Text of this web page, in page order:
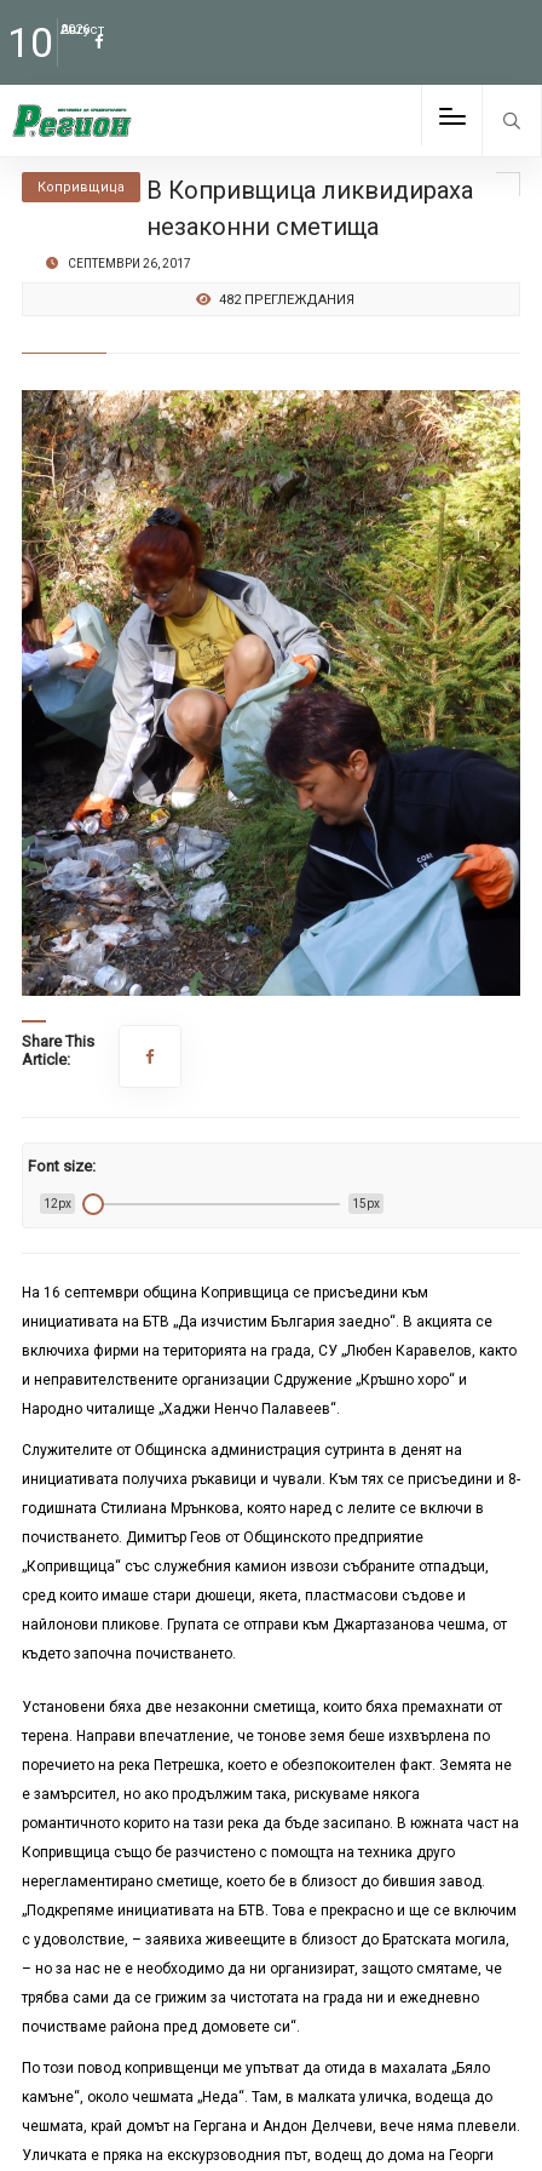
10 Август
2026
Копривщица
В Копривщица ликвидираха
незаконни сметища
СЕПТЕМВРИ 26, 2017
482 ПРЕГЛЕЖДАНИЯ
Share This
Article:
Font size:
12px 15px
На 16 септември община Копривщица се присъедини към
инициативата на БТВ „Да изчистим България заедно“. В акцията се
включиха фирми на територията на града, СУ „Любен Каравелов, както
и неправителствените организации Сдружение „Кръшно хоро“ и
Народно читалище „Хаджи Ненчо Палавеев“.
Служителите от Общинска администрация сутринта в денят на
инициативата получиха ръкавици и чували. Към тях се присъедини и 8-
годишната Стилиана Мрънкова, която наред с лелите се включи в
почистването. Димитър Геов от Общинското предприятие
„Копривщица“ със служебния камион извози събраните отпадъци,
сред които имаше стари дюшеци, якета, пластмасови съдове и
найлонови пликове. Групата се отправи към Джартазанова чешма, от
където започна почистването.
Установени бяха две незаконни сметища, които бяха премахнати от
терена. Направи впечатление, че тонове земя беше изхвърлена по
поречието на река Петрешка, което е обезпокоителен факт. Земята не
е замърсител, но ако продължим така, рискуваме някога
романтичното корито на тази река да бъде засипано. В южната част на
Копривщица също бе разчистено с помощта на техника друго
нерегламентирано сметище, което бе в близост до бившия завод.
„Подкрепяме инициативата на БТВ. Това е прекрасно и ще се включим
с удоволствие, – заявиха живеещите в близост до Братската могила,
– но за нас не е необходимо да ни организират, защото смятаме, че
трябва сами да се грижим за чистотата на града ни и ежедневно
почистваме района пред домовете си“.
По този повод копривщенци ме упътват да отида в махалата „Бяло
камъне“, около чешмата „Неда“. Там, в малката уличка, водеща до
чешмата, край домът на Гергана и Андон Делчеви, вече няма плевели.
Уличката е пряка на екскурзоводния път, водещ до дома на Георги